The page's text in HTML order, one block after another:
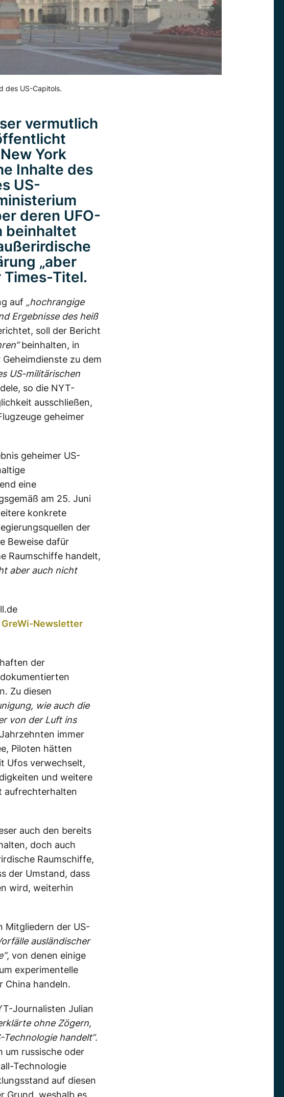
des US-Capitols.
vermutlich
York
Inhalte des
US-
deren UFO-
beinhaltet
„aber
Times-Titel.
auf „hochrangige
Ergebnisse des heiß
soll der Bericht
beinhalten, in
zu dem
US-militärischen
so die NYT-
ausschließen,
geheimer
geheimer US-
eine
am 25. Juni
konkrete
der
Beweise dafür
Raumschiffe handelt,
aber auch nicht
Newsletter
der
Zu diesen
wie auch die
von der Luft ins
immer
Piloten hätten
Ufos verwechselt,
und weitere
aufrechterhalten
auch den bereits
doch auch
Raumschiffe,
der Umstand, dass
wird, weiterhin
Mitgliedern der US-
ausländischer
, von denen einige
experimentelle
China handeln.
Journalisten Julian
ohne Zögern,
handelt“.
um russische oder
Technologie
auf diesen
Grund, weshalb es